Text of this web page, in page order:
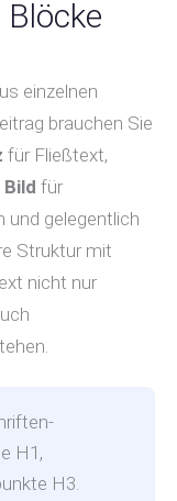
einzelnen
brauchen Sie
für Fließtext,
Bild für
und gelegentlich
Struktur mit
nicht nur
H1,
H3.